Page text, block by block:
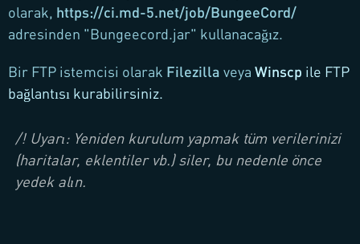
olarak, https://ci.md-5.net/job/BungeeCord/
adresinden "Bungeecord.jar" kullanacağız.
Bir FTP istemcisi olarak Filezilla veya Winscp ile FTP
bağlantısı kurabilirsiniz.
/! Uyarı: Yeniden kurulum yapmak tüm verilerinizi
(haritalar, eklentiler vb.) siler, bu nedenle önce
yedek alın.